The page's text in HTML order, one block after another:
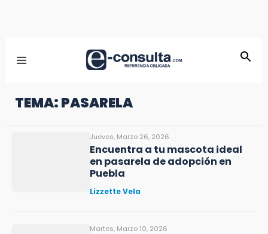
TEMA: PASARELA
Jueves, Marzo 26, 2026
Encuentra a tu mascota ideal
en pasarela de adopción en
Puebla
Lizzette Vela
Martes, Marzo 10, 2026